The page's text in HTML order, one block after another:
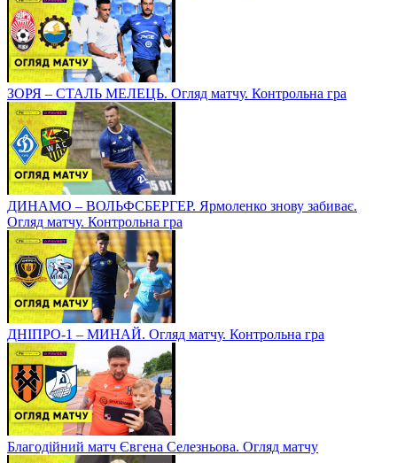
ЗОРЯ – СТАЛЬ МЕЛЕЦЬ. Огляд матчу. Контрольна гра
ДИНАМО – ВОЛЬФСБЕРГЕР. Ярмоленко знову забиває.
Огляд матчу. Контрольна гра
ДНІПРО-1 – МИНАЙ. Огляд матчу. Контрольна гра
Благодійний матч Євгена Селезньова. Огляд матчу